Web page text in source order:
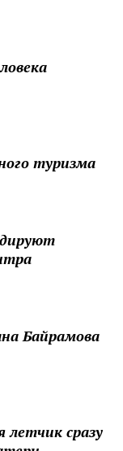
туризма
Байрамова
сразу